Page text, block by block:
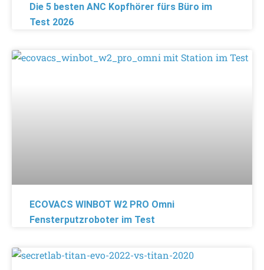
Die 5 besten ANC Kopfhörer fürs Büro im
Test 2026
ECOVACS WINBOT W2 PRO Omni
Fensterputzroboter im Test